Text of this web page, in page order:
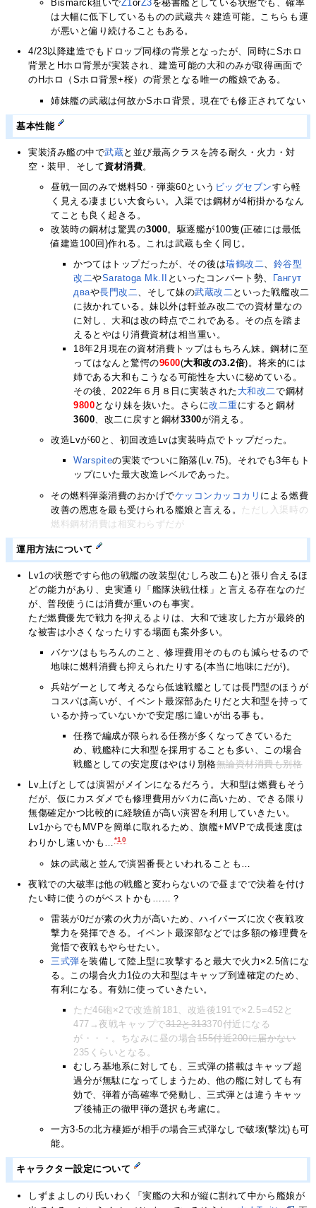
Bismarck狙いでZ1orZ3を秘書艦としている状態でも、確率
は大幅に低下しているものの武蔵共々建造可能。こちらも運
が悪いと偏り続けることもある。
4/23以降建造でもドロップ同様の背景となったが、同時にSホロ
背景とHホロ背景が実装され、建造可能の大和のみが取得画面で
のHホロ（Sホロ背景+桜）の背景となる唯一の艦娘である。
姉妹艦の武蔵は何故かSホロ背景。現在でも修正されてない
基本性能
実装済み艦の中で武蔵と並び最高クラスを誇る耐久・火力・対
空・装甲、そして資材消費。
昼戦一回のみで燃料50・弾薬60という ビッグセブンすら軽
く見える凄まじい大食らい。入渠では鋼材が4桁掛かるなん
てことも良く起きる。
改装時の鋼材は驚異の3000。駆逐艦が100隻(正確には最低
値建造100回)作れる。これは武蔵も全く同じ。
かつてはトップだったが、その後は瑞鶴改二、 鈴谷型
改二やSaratoga Mk.II といったコンバート勢、
Гангут
дваや長門改二、そして妹の武蔵改二といった戦艦改二
に抜かれている。妹以外は軒並み改二での資材量なの
に対し、大和は改の時点でこれである。その点を踏ま
えるとやはり消費資材は相当重い。
18年2月現在の資材消費トップはもちろん妹。鋼材に至
ってはなんと驚愕の9600(大和改の3.2倍)。将来的には
姉である大和もこうなる可能性を大いに秘めている。
その後、2022年６月８日に実装された 大和改二で鋼材
9800となり妹を抜いた。さらに改二重にすると鋼材
3600、改二に戻すと鋼材3300が消える。
改造Lvが60と、初回改造Lvは実装時点でトップだった。
Warspiteの実装でついに陥落(Lv.75)。それでも3年もト
ップにいた最大改造レベルであった。
その燃料弾薬消費のおかげでケッコンカッコカリ による燃費
改善の恩恵を最も受けられる艦娘と言える。
ただし入渠時の
燃料鋼材消費は相変わらずだが
運用方法について
Lv1の状態ですら他の戦艦の改装型(むしろ改二も)と張り合えるほ
どの能力があり、史実通り「艦隊決戦仕様」と言える存在なのだ
が、普段使うには消費が重いのも事実。
ただ燃費優先で戦力を抑えるよりは、大和で速攻した方が最終的
な被害は小さくなったりする場面も案外多い。
バケツはもちろんのこと、修理費用そのものも減らせるので
地味に燃料消費も抑えられたりする(本当に地味にだが)。
兵站ゲーとして考えるなら低速戦艦としては長門型のほうが
コスパは高いが、イベント最深部あたりだと大和型を持って
いるか持っていないかで安定感に違いが出る事も。
任務で編成が限られる任務が多くなってきているた
め、戦艦枠に大和型を採用することも多い、この場合
戦艦としての安定度はやはり別格無論資材消費も別格
Lv上げとしては演習がメインになるだろう。大和型は燃費もそう
だが、仮にカスダメでも修理費用がバカに高いため、できる限り
無傷確定かつ比較的に経験値が高い演習を利用していきたい。
Lv1からでもMVPを簡単に取れるため、旗艦+MVPで成長速度は
わりかし速いかも…*10
妹の武蔵と並んで演習番長といわれることも…
夜戦での大破率は他の戦艦と変わらないので昼までで決着を付け
たい時に使うのがベストかも……？
雷装が0だが素の火力が高いため、ハイパーズに次ぐ夜戦攻
撃力を発揮できる。イベント最深部などでは多額の修理費を
覚悟で夜戦もやらせたい。
三式弾を装備して陸上型に攻撃すると最大で火力×2.5倍にな
る。この場合火力1位の大和型はキャップ到達確定のため、
有利になる。有効に使っていきたい。
ただ46砲×2で改造前181、改造後191で×2.5=452と
477→夜戦キャップで312と313370付近になる
が・・・。ちなみに昼の場合155付近200に届かない
235くらいとなる。
むしろ基地系に対しても、三式弾の搭載はキャップ超
過分が無駄になってしまうため、他の艦に対しても有
効で、弾着が高確率で発動し、三式弾とは違うキャッ
プ後補正の徹甲弾の選択も考慮に。
一方3-5の北方棲姫が相手の場合三式弾なしで破壊(撃沈)も可
能。
キャラクター設定について
しずまよしのり氏いわく「実艦の大和が縦に割れて中から艦娘が